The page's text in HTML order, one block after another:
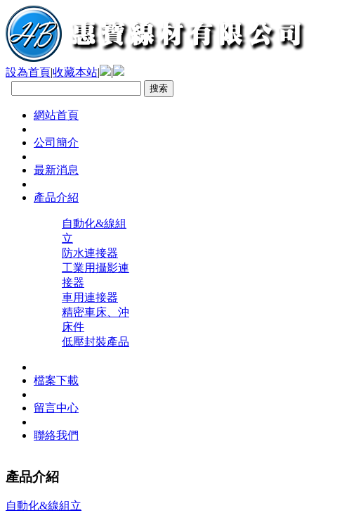
設為首頁|收藏本站| |
網站首頁
公司簡介
最新消息
產品介紹
自動化&線組
立
防水連接器
工業用攝影連
接器
車用連接器
精密車床、沖
床件
低壓封裝產品
檔案下載
留言中心
聯絡我們
產品介紹
自動化&線組立